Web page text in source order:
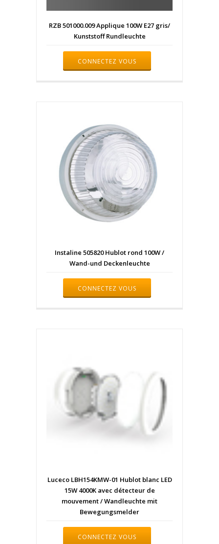
RZB 501000.009 Applique 100W E27 gris/
Kunststoff Rundleuchte
CONNECTEZ VOUS
Instaline 505820 Hublot rond 100W /
Wand-und Deckenleuchte
CONNECTEZ VOUS
Luceco LBH154KMW-01 Hublot blanc LED
15W 4000K avec détecteur de
mouvement / Wandleuchte mit
Bewegungsmelder
CONNECTEZ VOUS